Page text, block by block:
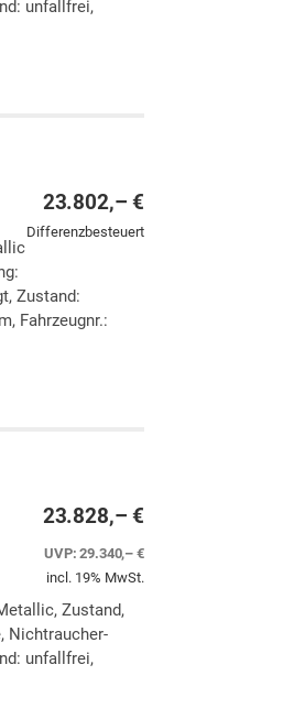
unfallfrei,
23.802,– €
Differenzbesteuert
Zustand:
Fahrzeugnr.:
23.828,– €
UVP:29.340,– €
incl. 19% MwSt.
Zustand,
Nichtraucher-
unfallfrei,